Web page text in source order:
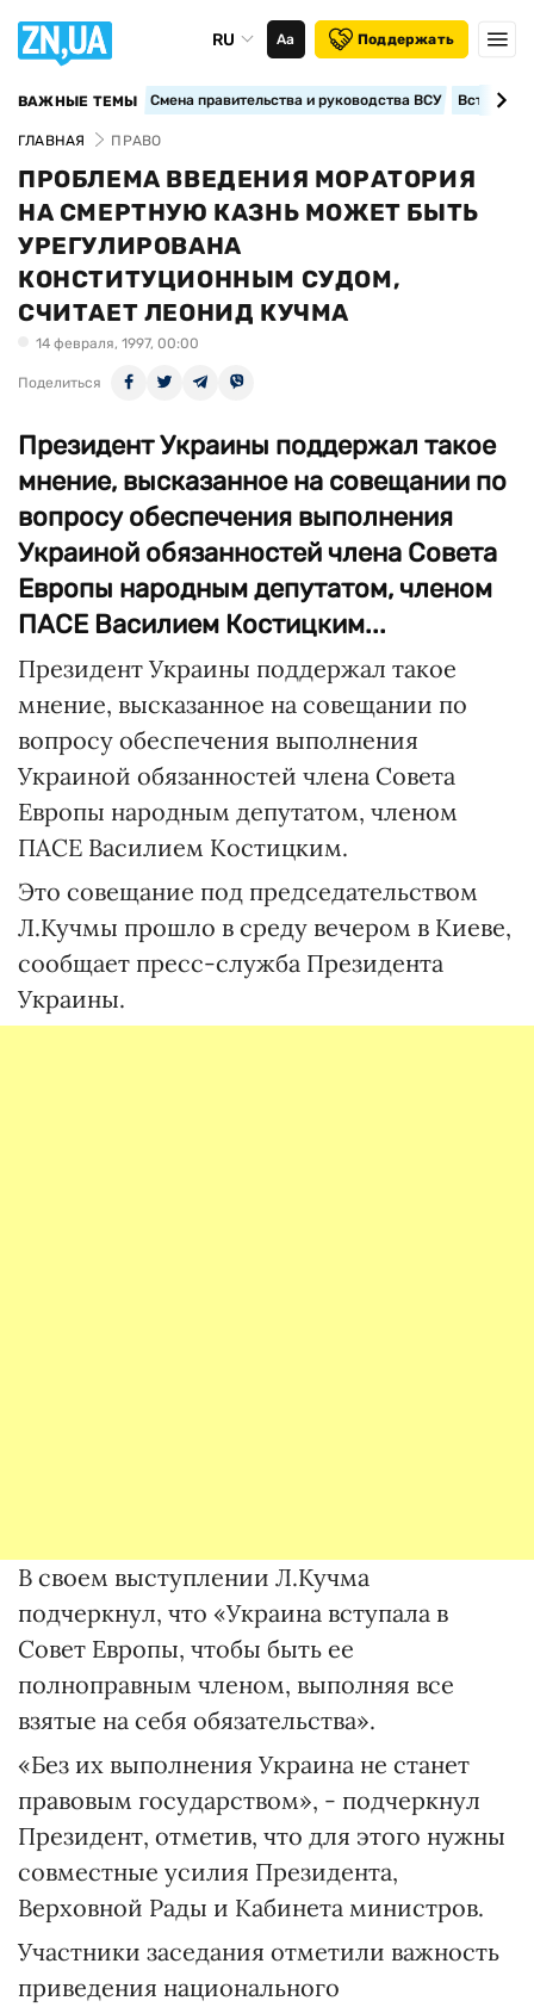
RU Аа Поддержать
ВАЖНЫЕ ТЕМЫ Смена правительства и руководства ВСУ
ГЛАВНАЯ ПРАВО
ПРОБЛЕМА ВВЕДЕНИЯ МОРАТОРИЯ
НА СМЕРТНУЮ КАЗНЬ МОЖЕТ БЫТЬ
УРЕГУЛИРОВАНА
КОНСТИТУЦИОННЫМ СУДОМ,
СЧИТАЕТ ЛЕОНИД КУЧМА
14 февраля, 1997, 00:00
Поделиться
Президент Украины поддержал такое
мнение, высказанное на совещании по
вопросу обеспечения выполнения
Украиной обязанностей члена Совета
Европы народным депутатом, членом
ПАСЕ Василием Костицким...
Президент Украины поддержал такое
мнение, высказанное на совещании по
вопросу обеспечения выполнения
Украиной обязанностей члена Совета
Европы народным депутатом, членом
ПАСЕ Василием Костицким.
Это совещание под председательством
Л.Кучмы прошло в среду вечером в Киеве,
сообщает пресс-служба Президента
Украины.
В своем выступлении Л.Кучма
подчеркнул, что «Украина вступала в
Совет Европы, чтобы быть ее
полноправным членом, выполняя все
взятые на себя обязательства».
«Без их выполнения Украина не станет
правовым государством», - подчеркнул
Президент, отметив, что для этого нужны
совместные усилия Президента,
Верховной Рады и Кабинета министров.
Участники заседания отметили важность
приведения национального